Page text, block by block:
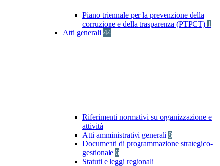
Piano triennale per la prevenzione della
corruzione e della trasparenza (PTPCT) 1
Atti generali 44
Riferimenti normativi su organizzazione e
attività
Atti amministrativi generali 8
Documenti di programmazione strategico-
gestionale 6
Statuti e leggi regionali